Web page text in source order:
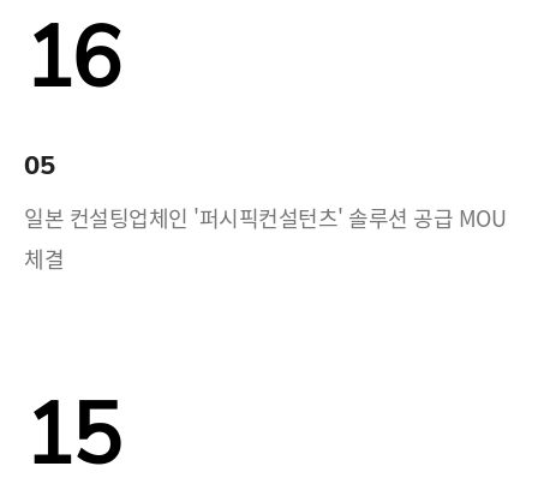
16
05
일본 컨설팅업체인 '퍼시픽컨설턴츠' 솔루션 공급 MOU
체결
15